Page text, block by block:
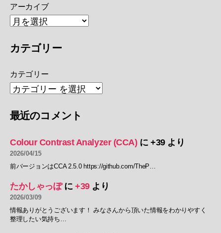
アーカイブ
カテゴリー
カテゴリー
最近のコメント
Colour Contrast Analyzer (CCA) に+39より
2026/04/15
前バージョンはCCA 2.5.0 https://github.com/TheP…
たかしゃっぽに +39より
2026/03/09
情報ありがとうございます！ みなさんから頂いた情報をわかりやすく
整理したい気持ち…